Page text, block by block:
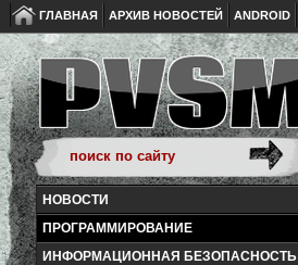
ГЛАВНАЯ АРХИВ НОВОСТЕЙ ANDROID
НОВОСТИ
ПРОГРАММИРОВАНИЕ
ИНФОРМАЦИОННАЯ БЕЗОПАСНОСТЬ